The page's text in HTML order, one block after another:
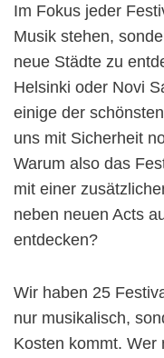
Im Fokus jeder
Musik stehen,
neue Städte zu
Helsinki oder Novi
einige der
uns mit Sicherheit
Warum also das
mit einer
neben neuen Acts
entdecken?
Wir haben 25
nur musikalisch,
Kosten kommt. Wer